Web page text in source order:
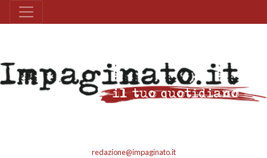
redazione@impaginato.it